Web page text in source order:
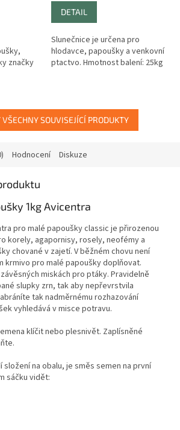
značky
DETAIL
Slunečnice je určena pro
hlodavce, papoušky a venkovní
ptactvo. Hmotnost balení: 25kg
SOUVISEJÍCÍ PRODUKTY
Hodnocení Diskuze
1kg Avicentra
pro malé papoušky classic je přirozenou
korely, agapornisy, rosely, neofémy a
chované v zajetí. V běžném chovu není
krmivo pro malé papoušky doplňovat.
miskách pro ptáky. Pravidelně
slupky zrn, tak aby nepřevrstvila
tak nadměrnému rozhazování
vyhledává v misce potravu.
klíčit nebo plesnivět. Zaplísněné
na obalu, je směs semen na první
sáčku vidět: